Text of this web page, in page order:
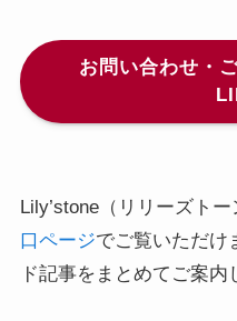
お問い合わせ・
Lily’stone（リリーズト
口ページでご覧いただけ
ド記事をまとめてご案内